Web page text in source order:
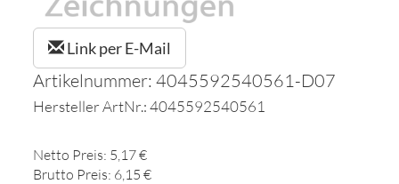
Link per E-Mail
Artikelnummer: 4045592540561-D07
Hersteller ArtNr.: 4045592540561
Netto Preis: 5,17 €
Brutto Preis: 6,15 €